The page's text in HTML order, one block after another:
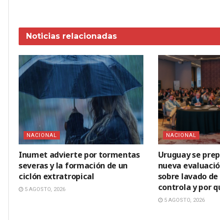
Noticias relacionadas
NACIONAL
Inumet advierte por tormentas
severas y la formación de un
ciclón extratropical
5 AGOSTO, 2026
NACIONAL
Uruguay se
nueva
sobre lavado
controla y por
5 AGOSTO, 2026